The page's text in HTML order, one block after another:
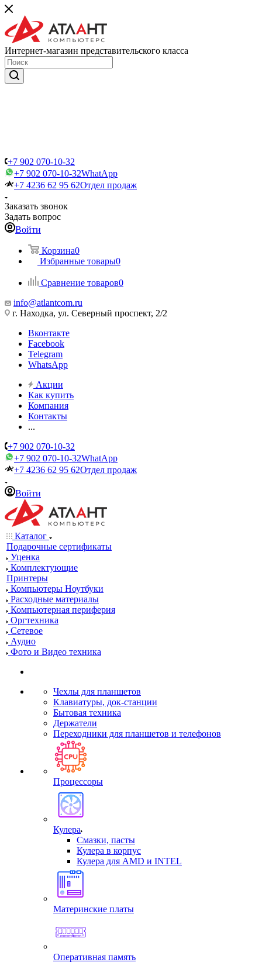
Интернет-магазин представительского класса
+7 902 070-10-32
+7 902 070-10-32WhatApp
+7 4236 62 95 62Отдел продаж
Заказать звонок
Задать вопрос
Войти
Корзина0
Избранные товары0
Сравнение товаров0
info@atlantcom.ru
г. Находка, ул. Северный проспект, 2/2
Вконтакте
Facebook
Telegram
WhatsApp
Акции
Как купить
Компания
Контакты
...
+7 902 070-10-32
+7 902 070-10-32WhatApp
+7 4236 62 95 62Отдел продаж
Войти
Каталог
Подарочные сертификаты
Уценка
Комплектующие
Принтеры
Компьютеры Ноутбуки
Расходные материалы
Компьютерная периферия
Оргтехника
Сетевое
Аудио
Фото и Видео техника
Чехлы для планшетов
Клавиатуры, док-станции
Бытовая техника
Держатели
Переходники для планшетов и телефонов
Процессоры
Кулера
Смазки, пасты
Кулера в корпус
Кулера для AMD и INTEL
Материнские платы
Оперативная память